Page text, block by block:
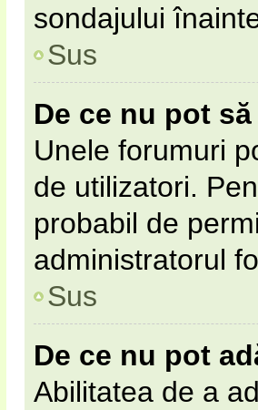
sondajului
Sus
De ce nu pot
Unele forumuri
de utilizatori.
probabil de
administratorul
Sus
De ce nu pot
Abilitatea de a